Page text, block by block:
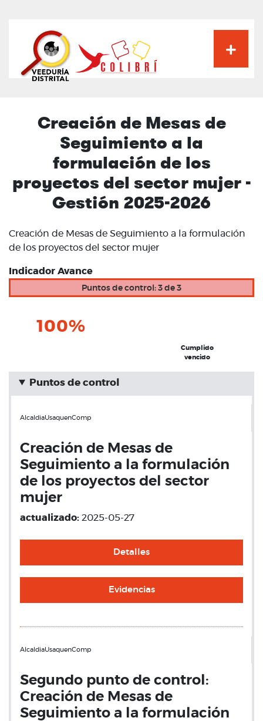
principal
Creación de Mesas de
Seguimiento a la
formulación de los
proyectos del sector mujer -
Gestión 2025-2026
Creación de Mesas de Seguimiento a la formulación
de los proyectos del sector mujer
Indicador Avance
Puntos de control: 3 de 3
100%
Cumplido
vencido
Puntos de control
AlcaldiaUsaquenComp
Creación de Mesas de
Seguimiento a la formulación
de los proyectos del sector
mujer
actualizado: 2025-05-27
Detalles
Evidencias
AlcaldiaUsaquenComp
Segundo punto de control:
Creación de Mesas de
Seguimiento a la formulación